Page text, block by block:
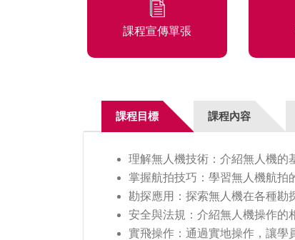
課程宣傳單張
課程目標 課程內容
理解無人機技術：介紹無人機的
掌握航拍技巧：學習無人機航拍
勘探應用：探索無人機在各種勘
安全與法規：介紹無人機操作的
實飛操作：通過實地操作，讓學